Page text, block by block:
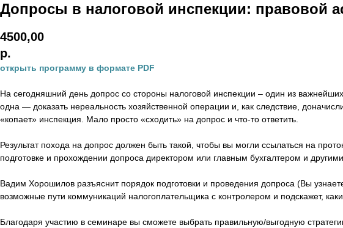
Допросы в налоговой инспекции: правовой
4500,00
р.
открыть программу в формате PDF
На сегодняшний день допрос со стороны налоговой инспекции – один из
одна — доказать нереальность хозяйственной операции и, как следствие,
«копает» инспекция. Мало просто «сходить» на допрос и что-то ответить.
Результат похода на допрос должен быть такой, чтобы вы могли ссылаться на
подготовке и прохождении допроса директором или главным бухгалтером и
Вадим Хорошилов разъяснит порядок подготовки и проведения допроса (Вы
возможные пути коммуникаций налогоплательщика с контролером и подскажет,
Благодаря участию в семинаре вы сможете выбрать правильную/выгодную